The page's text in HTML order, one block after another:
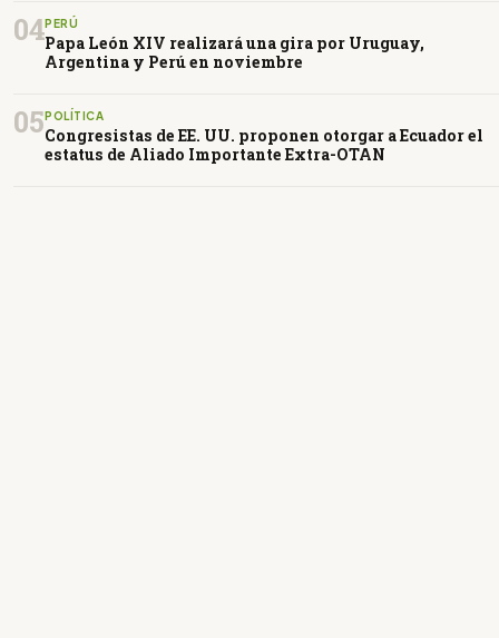
04PERÚ
Papa León XIV realizará una gira por Uruguay,
Argentina y Perú en noviembre
05POLÍTICA
Congresistas de EE. UU. proponen otorgar a Ecuador el
estatus de Aliado Importante Extra-OTAN